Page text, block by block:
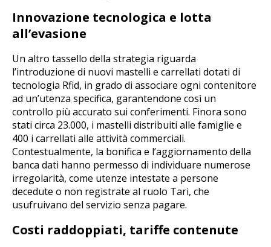
Innovazione tecnologica e lotta
all’evasione
Un altro tassello della strategia riguarda
l’introduzione di nuovi mastelli e carrellati dotati di
tecnologia Rfid, in grado di associare ogni contenitore
ad un’utenza specifica, garantendone così un
controllo più accurato sui conferimenti. Finora sono
stati circa 23.000, i mastelli distribuiti alle famiglie e
400 i carrellati alle attività commerciali.
Contestualmente, la bonifica e l’aggiornamento della
banca dati hanno permesso di individuare numerose
irregolarità, come utenze intestate a persone
decedute o non registrate al ruolo Tari, che
usufruivano del servizio senza pagare.
Costi raddoppiati, tariffe contenute